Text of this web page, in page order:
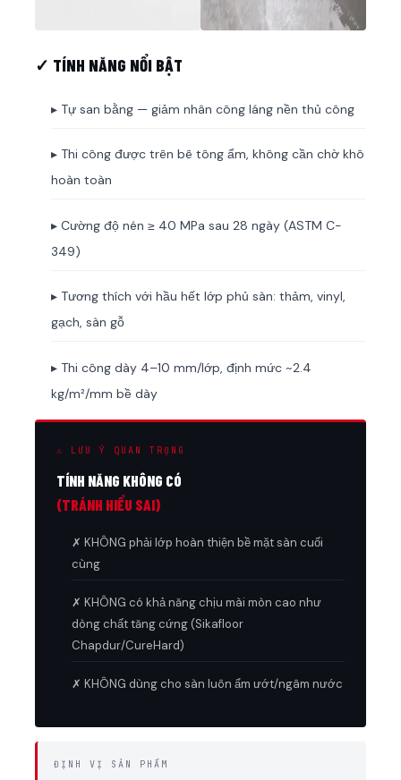
✓ TÍNH NĂNG NỔI BẬT
▸ Tự san bằng — giảm nhân công láng nền thủ công
▸ Thi công được trên bê tông ẩm, không cần chờ khô
hoàn toàn
▸ Cường độ nén ≥ 40 MPa sau 28 ngày (ASTM C-
349)
▸ Tương thích với hầu hết lớp phủ sàn: thảm, vinyl,
gạch, sàn gỗ
▸ Thi công dày 4–10 mm/lớp, định mức ~2.4
kg/m²/mm bề dày
⚠ LƯU Ý QUAN TRỌNG
TÍNH NĂNG KHÔNG CÓ
(TRÁNH HIỂU SAI)
✗ KHÔNG phải lớp hoàn thiện bề mặt sàn cuối
cùng
✗ KHÔNG có khả năng chịu mài mòn cao như
dòng chất tăng cứng (Sikafloor
Chapdur/CureHard)
✗ KHÔNG dùng cho sàn luôn ẩm ướt/ngâm nước
ĐỊNH VỊ SẢN PHẨM